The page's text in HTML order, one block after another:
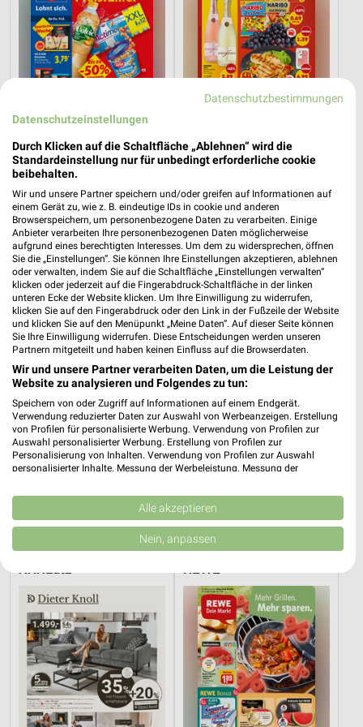
0,9 km
Angebote ab 10.08.
Gültig ab Mo. 10.08.
14,7 km
Angebote ab 03.08.
Noch morgen gültig
toom Baumarkt
41,1 km
Angebote ab 01.08.
XXXLutz
33,3 km
Wohnen Spezial
Gültig bis Fr. 14.08.
Datenschutzbestimmungen
Datenschutzeinstellungen
Durch Klicken auf die Schaltfläche „Ablehnen“ wird die
Standardeinstellung nur für unbedingt erforderliche cookie
beibehalten.
Wir und unsere Partner speichern und/oder greifen auf Informationen auf
einem Gerät zu, wie z. B. eindeutige IDs in cookie und anderen
Browserspeichern, um personenbezogene Daten zu verarbeiten. Einige
Anbieter verarbeiten Ihre personenbezogenen Daten möglicherweise
aufgrund eines berechtigten Interesses. Um dem zu widersprechen, öffnen
Sie die „Einstellungen“. Sie können Ihre Einstellungen akzeptieren, ablehnen
oder verwalten, indem Sie auf die Schaltfläche „Einstellungen verwalten“
klicken oder jederzeit auf die Fingerabdruck-Schaltfläche in der linken
unteren Ecke der Website klicken. Um Ihre Einwilligung zu widerrufen,
klicken Sie auf den Fingerabdruck oder den Link in der Fußzeile der Website
und klicken Sie auf den Menüpunkt „Meine Daten“. Auf dieser Seite können
Sie Ihre Einwilligung widerrufen. Diese Entscheidungen werden unseren
Partnern mitgeteilt und haben keinen Einfluss auf die Browserdaten.
Wir und unsere Partner verarbeiten Daten, um die Leistung der
Website zu analysieren und Folgendes zu tun:
Speichern von oder Zugriff auf Informationen auf einem Endgerät.
Verwendung reduzierter Daten zur Auswahl von Werbeanzeigen. Erstellung
von Profilen für personalisierte Werbung. Verwendung von Profilen zur
Auswahl personalisierter Werbung. Erstellung von Profilen zur
Personalisierung von Inhalten. Verwendung von Profilen zur Auswahl
personalisierter Inhalte. Messung der Werbeleistung. Messung der
Kombinationen von Daten aus verschiedenen Quellen. Entwicklung und
Verbesserung der Angebote. Verwendung reduzierter Daten zur Auswahl
von Inhalten.
Daten können außerhalb der Europäischen Union weitergegeben und in die
USA gesendet werden.
Website/App.
Partnerliste anzeigen (1 IAB-Anbieter)
Wir nutzen Ihre Daten für folgende Zwecke:
IAB-Verarbeitungszwecke:
Speichern von oder Zugriff auf Informationen
auf einem Endgerät
Verwendung reduzierter Daten zur Auswahl von
Alle akzeptieren
Nein, anpassen